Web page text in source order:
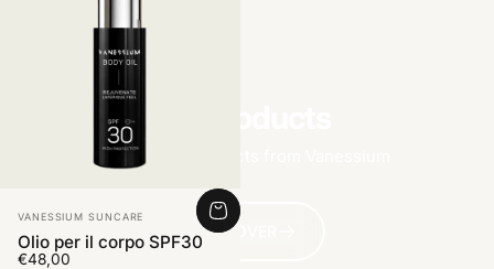
Find more products from Vanessium
DISCOVER
Fornitore:
VANESSIUM SUNCARE
Olio per il corpo SPF30
€48,00